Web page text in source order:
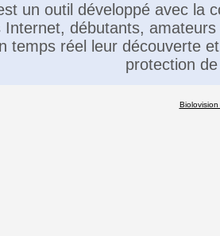
un outil développé avec la
Internet, débutants,
temps réel leur découverte
protection
Biolovision